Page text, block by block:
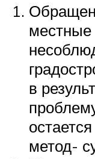
местные
в
метод-